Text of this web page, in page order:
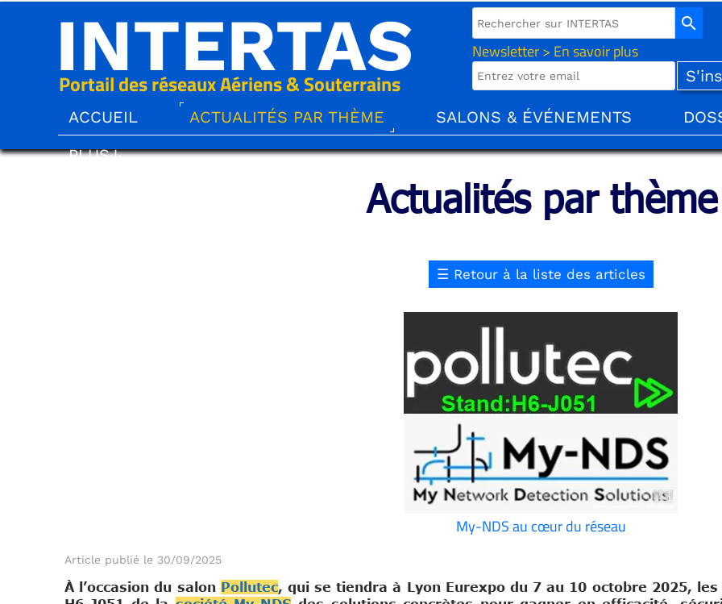
INTERTAS
Portail des réseaux Aériens & Souterrains
Newsletter > En savoir plus
search
ACCUEIL ACTUALITÉS PAR THÈME SALONS & ÉVÉNEMENTS
PLUS↓
Actualités par thème
☰ Retour à la liste des articles
My-NDS au cœur du réseau
Article publié le 30/09/2025
À l’occasion du salon Pollutec, qui se tiendra à Lyon Eurexpo du 7 au 10 octobre 2025,